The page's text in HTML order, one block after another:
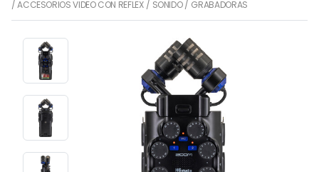
/ACCESORIOS VIDEO CON REFLEX/ SONIDO/ GRABADORAS